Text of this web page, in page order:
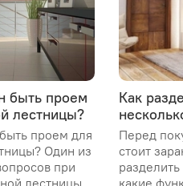
быть проем
лестницы?
проем для
Один из
при
лестницы
Как
Перед
стоит
какие